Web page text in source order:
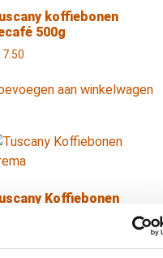
koffiebonen
500g
aan winkelwagen
Koffiebonen